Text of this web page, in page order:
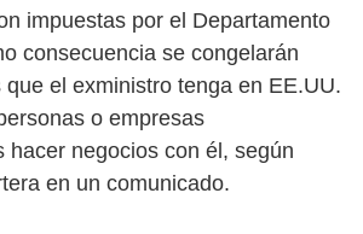
impuestas por el Departamento
consecuencia se congelarán
el exministro tenga en EE.UU.
o empresas
hacer negocios con él, según
en un comunicado.